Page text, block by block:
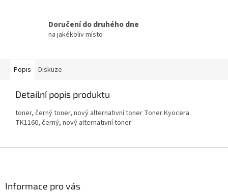
Doručení do druhého dne
na jakékoliv místo
Popis Diskuze
Detailní popis produktu
toner, černý toner, nový alternativní toner Toner Kyocera
TK1160, černý, nový alternativní toner
Informace pro vás